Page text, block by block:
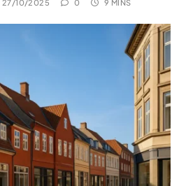
27/10/2025 0 9 MINS